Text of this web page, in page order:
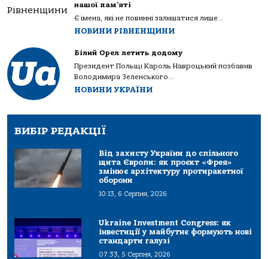
нашої пам’яті
Є імена, які не повинні залишатися лише...
НОВИНИ РІВНЕНЩИНИ
Білий Орел летить додому
Президент Польщі Кароль Навроцький позбавив
Володимира Зеленського...
НОВИНИ УКРАЇНИ
ВИБІР РЕДАКЦІЇ
Від захисту України до спільного
щита Європи: як проєкт «Фрея»
змінює архітектуру протиракетної
оборони
10:13, 6 Серпня, 2026
Ukraine Investment Congress: як
інвестиції у майбутнє формують нові
стандарти галузі
07:33, 5 Серпня, 2026